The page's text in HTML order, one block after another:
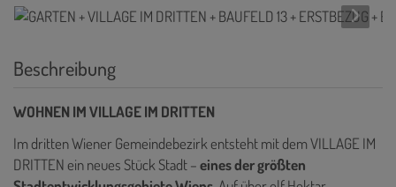
Beschreibung
WOHNEN IM VILLAGE IM DRITTEN
Im dritten Wiener Gemeindebezirk entsteht mit dem VILLAGE IM
DRITTEN ein neues Stück Stadt –eines der größten